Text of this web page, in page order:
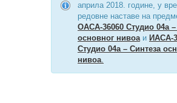
априла 2018. године, у
редовне наставе на
ОАСА-36060 Студио 04а –
основног нивоаи ИАСА-
Студио 04а – Синтеза
нивоа.